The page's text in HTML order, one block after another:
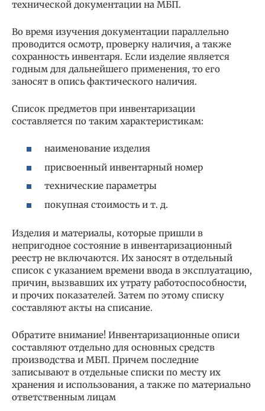
технической документации на МБП.
Во время изучения документации параллельно
проводится осмотр, проверку наличия, а также
сохранность инвентаря. Если изделие является
годным для дальнейшего применения, то его
заносят в опись фактического наличия.
Список предметов при инвентаризации
составляется по таким характеристикам:
наименование изделия
присвоенный инвентарный номер
технические параметры
покупная стоимость и т. д.
Изделия и материалы, которые пришли в
непригодное состояние в инвентаризационный
реестр не включаются. Их заносят в отдельный
список с указанием времени ввода в эксплуатацию,
причин, вызвавших их утрату работоспособности,
и прочих показателей. Затем по этому списку
составляют акты на списание.
Обратите внимание! Инвентаризационные описи
составляют отдельно для основных средств
производства и МБП. Причем последние
записывают в отдельные списки по месту их
хранения и использования, а также по материально
ответственным лицам